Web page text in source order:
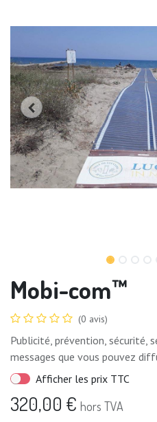
Mobi-com™
(0 avis)
Publicité, prévention, sécurité,
messages que vous pouvez
Afficher les prix TTC
320,00 € hors TVA